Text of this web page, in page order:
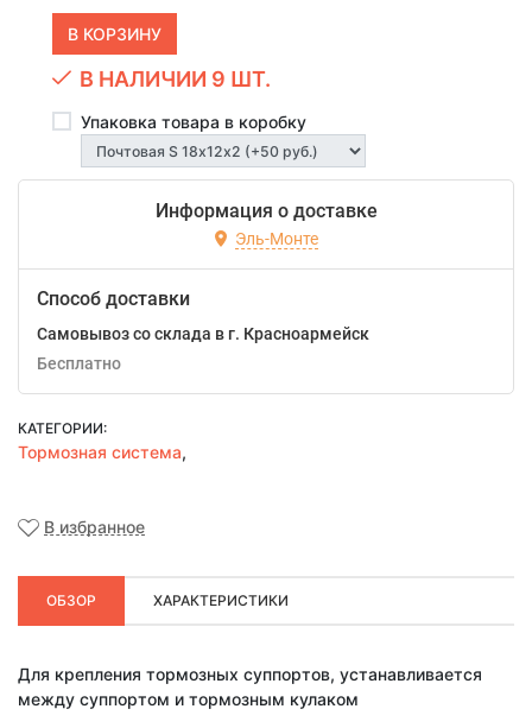
В НАЛИЧИИ 9 ШТ.
Упаковка товара в коробку
Информация о доставке
Эль-Монте
Способ доставки
Самовывоз со склада в г. Красноармейск
Бесплатно
КАТЕГОРИИ:
Тормозная система,
В избранное
ОБЗОР ХАРАКТЕРИСТИКИ
Для крепления тормозных суппортов, устанавливается
между суппортом и тормозным кулаком